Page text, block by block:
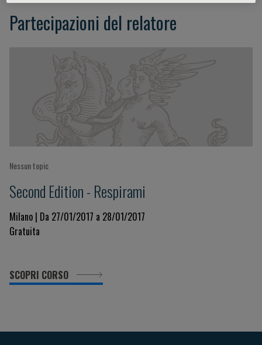
Partecipazioni del relatore
Nessun topic
Second Edition - Respirami
Milano | Da 27/01/2017 a 28/01/2017
Gratuita
SCOPRI CORSO